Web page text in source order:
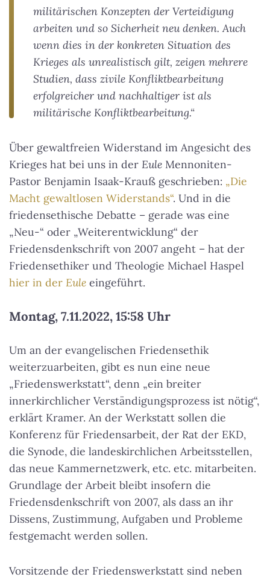
militärischen Konzepten der Verteidigung
arbeiten und so Sicherheit neu denken. Auch
wenn dies in der konkreten Situation des
Krieges als unrealistisch gilt, zeigen mehrere
Studien, dass zivile Konfliktbearbeitung
erfolgreicher und nachhaltiger ist als
militärische Konfliktbearbeitung.“
Über gewaltfreien Widerstand im Angesicht des
Krieges hat bei uns in der Eule Mennoniten-
Pastor Benjamin Isaak-Krauß geschrieben: „Die
Macht gewaltlosen Widerstands“. Und in die
friedensethische Debatte – gerade was eine
„Neu-“ oder „Weiterentwicklung“ der
Friedensdenkschrift von 2007 angeht – hat der
Friedensethiker und Theologie Michael Haspel
hier in der Eule eingeführt.
Montag, 7.11.2022, 15:58 Uhr
Um an der evangelischen Friedensethik
weiterzuarbeiten, gibt es nun eine neue
„Friedenswerkstatt“, denn „ein breiter
innerkirchlicher Verständigungsprozess ist nötig“,
erklärt Kramer. An der Werkstatt sollen die
Konferenz für Friedensarbeit, der Rat der EKD,
die Synode, die landeskirchlichen Arbeitsstellen,
das neue Kammernetzwerk, etc. etc. mitarbeiten.
Grundlage der Arbeit bleibt insofern die
Friedensdenkschrift von 2007, als dass an ihr
Dissens, Zustimmung, Aufgaben und Probleme
festgemacht werden sollen.
Vorsitzende der Friedenswerkstatt sind neben